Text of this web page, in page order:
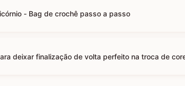
Bolsa Unicórnio - Bag de crochê passo a passo
deixar finalização de volta perfeito na troca de